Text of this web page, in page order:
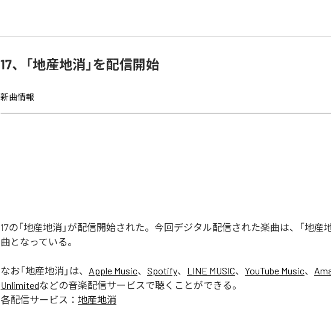
17、「地産地消」を配信開始
新曲情報
17の「地産地消」が配信開始された。今回デジタル配信された楽曲は、「地産
曲となっている。
なお「地産地消 」は、 Apple Music、 Spotify、 LINE MUSIC、 YouTube Music、
Unlimitedなどの音楽配信サービスで聴くことができる。
各配信サービス： 地産地消